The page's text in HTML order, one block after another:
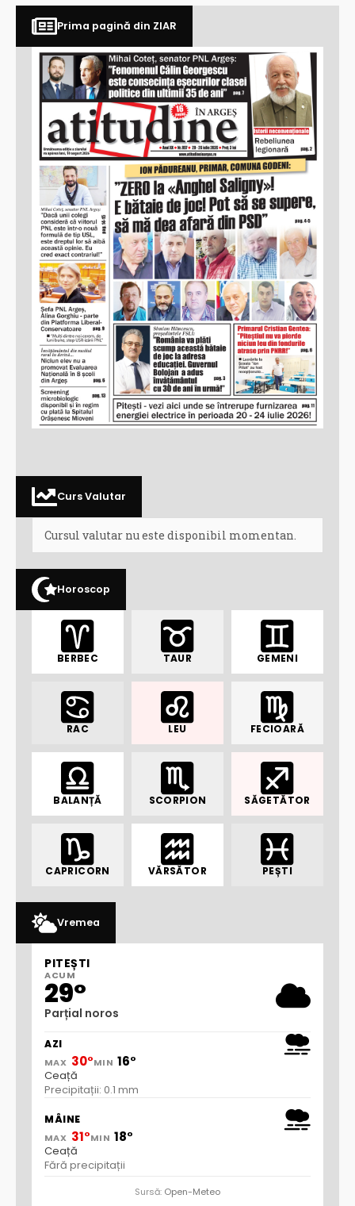
Prima pagină din ZIAR
Curs Valutar
Cursul valutar nu este disponibil momentan.
Horoscop
BERBEC TAUR GEMENI
RAC LEU FECIOARĂ
BALANȚĂ SCORPION SĂGETĂTOR
CAPRICORN VĂRSĂTOR PEȘTI
Vremea
PITEȘTI
ACUM
29°
Parțial noros
AZI
MAX 30°MIN 16°
Ceață
Precipitații: 0.1 mm
MÂINE
MAX 31°MIN 18°
Ceață
Fără precipitații
Sursă: Open-Meteo